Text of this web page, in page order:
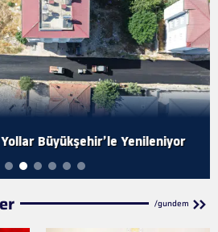
Büyükşehir’le Yenileniyor
/gundem